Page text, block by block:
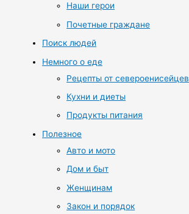
Наши герои
Почетные граждане
Поиск людей
Немного о еде
Рецепты от североенисейцев
Кухни и диеты
Продукты питания
Полезное
Авто и мото
Дом и быт
Женщинам
Закон и порядок